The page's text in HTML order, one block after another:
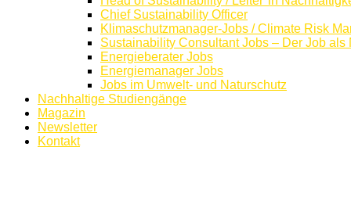
Chief Sustainability Officer
Klimaschutzmanager-Jobs / Climate Risk
Sustainability Consultant Jobs – Der Job als
Energieberater Jobs
Energiemanager Jobs
Jobs im Umwelt- und Naturschutz
Nachhaltige Studiengänge
Magazin
Newsletter
Kontakt